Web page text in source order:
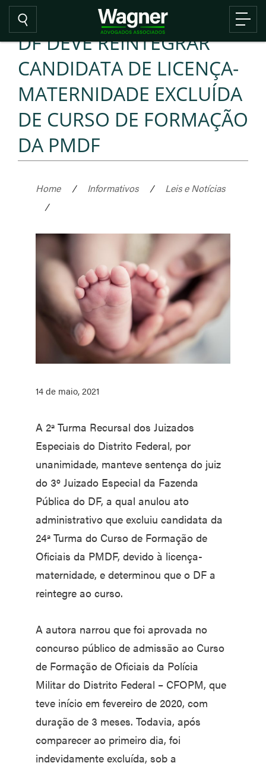
DF DEVE REINTEGRAR
CANDIDATA DE LICENÇA-
MATERNIDADE EXCLUÍDA
DE CURSO DE FORMAÇÃO
DA PMDF
Home / Informativos /
Leis e Notícias
/
14 de maio, 2021
A 2ª Turma Recursal dos Juizados
Especiais do Distrito Federal, por
unanimidade, manteve sentença do juiz
do 3º Juizado Especial da Fazenda
Pública do DF, a qual anulou ato
administrativo que excluiu candidata da
24ª Turma do Curso de Formação de
Oficiais da PMDF, devido à licença-
maternidade, e determinou que o DF a
reintegre ao curso.
A autora narrou que foi aprovada no
concurso público de admissão ao Curso
de Formação de Oficiais da Polícia
Militar do Distrito Federal – CFOPM, que
teve início em fevereiro de 2020, com
duração de 3 meses. Todavia, após
comparecer ao primeiro dia, foi
indevidamente excluída, sob a